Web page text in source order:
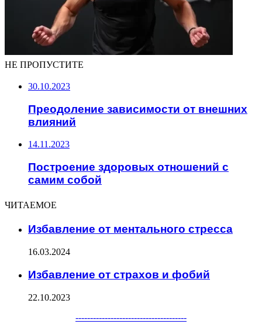
НЕ ПРОПУСТИТЕ
30.10.2023
Преодоление зависимости от внешних
влияний
14.11.2023
Построение здоровых отношений с
самим собой
ЧИТАЕМОЕ
Избавление от ментального стресса
16.03.2024
Избавление от страхов и фобий
22.10.2023
--------------------------------------